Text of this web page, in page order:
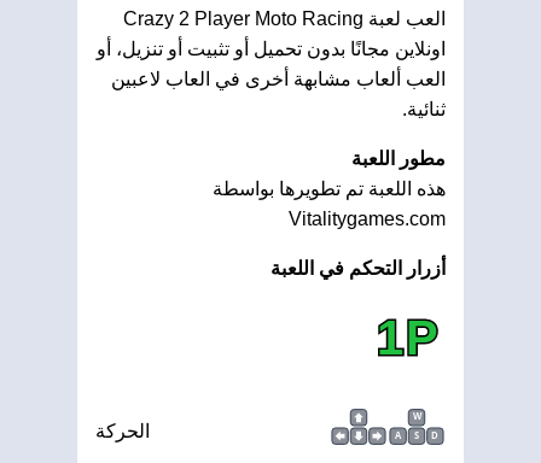
العب لعبة Crazy 2 Player Moto Racing
اونلاين مجانًا بدون تحميل أو تثبيت أو تنزيل، أو
العب ألعاب مشابهة أخرى في العاب لاعبين
ثنائية.
مطور اللعبة
هذه اللعبة تم تطويرها بواسطة
Vitalitygames.com
أزرار التحكم في اللعبة
1P
W
A
S D الحركة